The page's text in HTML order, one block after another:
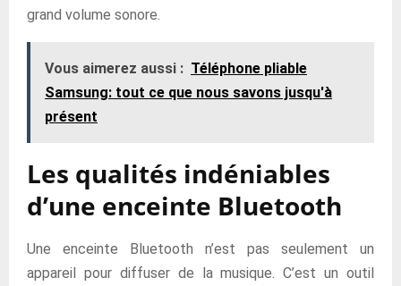
grand volume sonore.
Vous aimerez aussi : Téléphone pliable
Samsung: tout ce que nous savons jusqu'à
présent
Les qualités indéniables
d’une enceinte Bluetooth
Une enceinte Bluetooth n’est pas seulement un
appareil pour diffuser de la musique. C’est un outil